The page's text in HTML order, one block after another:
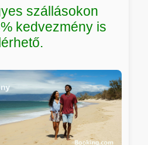
szállásokon
kedvezmény is